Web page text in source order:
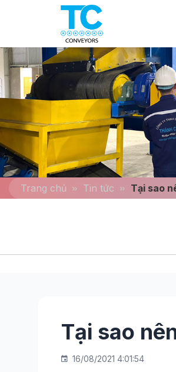
Trang chủ Tin tức Tại sao
Tại sao
16/08/2021 4:01:54